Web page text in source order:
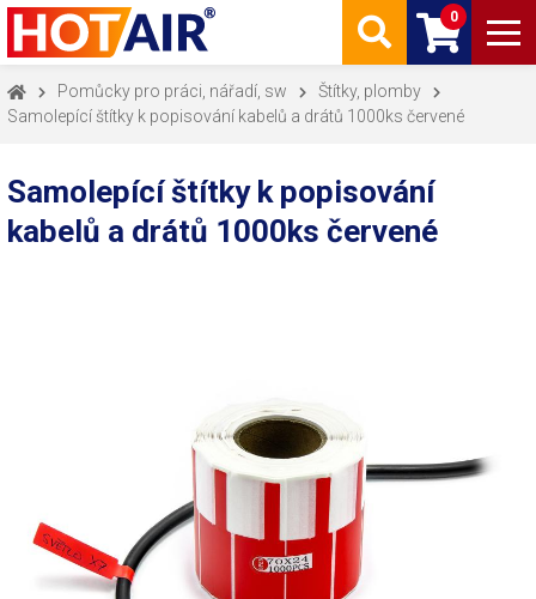
0
Pomůcky pro práci, nářadí, sw
Štítky, plomby
Samolepící štítky k popisování kabelů a drátů 1000ks červené
Samolepící štítky k popisování
kabelů a drátů 1000ks červené